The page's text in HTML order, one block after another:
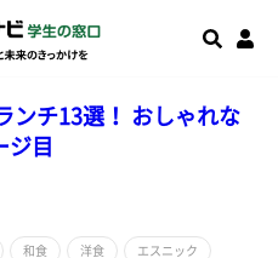
ンチ13選！ おしゃれな
ジ目
和食 洋食 エスニック